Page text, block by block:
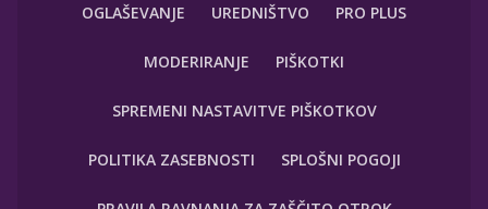
OGLAŠEVANJE UREDNIŠTVO PRO PLUS
MODERIRANJE PIŠKOTKI
SPREMENI NASTAVITVE PIŠKOTKOV
POLITIKA ZASEBNOSTI SPLOŠNI POGOJI